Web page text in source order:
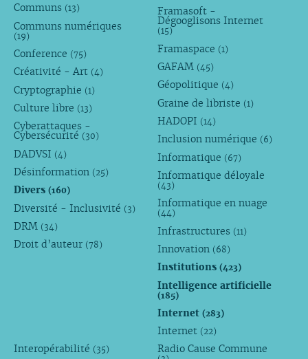
Communs (13)
Communs numériques
(19)
Conference (75)
Créativité - Art (4)
Cryptographie (1)
Culture libre (13)
Cyberattaques -
Cybersécurité (30)
DADVSI (4)
Désinformation (25)
Divers (160)
Diversité - Inclusivité (3)
DRM (34)
Droit d’auteur (78)
Framasoft -
Dégooglisons Internet
(15)
Framaspace (1)
GAFAM (45)
Géopolitique (4)
Graine de libriste (1)
HADOPI (14)
Inclusion numérique (6)
Informatique (67)
Informatique déloyale
(43)
Informatique en nuage
(44)
Infrastructures (11)
Innovation (68)
Institutions(423)
Intelligence artificielle
(185)
Internet(283)
Internet (22)
Interopérabilité (35) Radio Cause Commune